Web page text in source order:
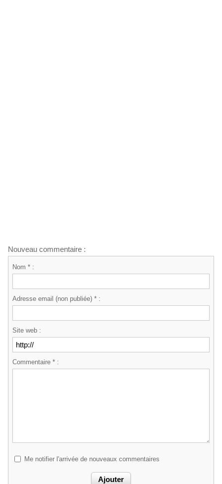
Nouveau commentaire :
Nom * :
Adresse email (non publiée) * :
Site web :
Commentaire * :
Me notifier l'arrivée de nouveaux commentaires